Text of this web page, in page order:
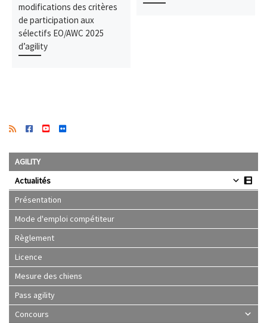
modifications des critères
de participation aux
sélectifs EO/AWC 2025
d’agility
AGILITY
Actualités
Présentation
Mode d'emploi compétiteur
Règlement
Licence
Mesure des chiens
Pass agility
Concours